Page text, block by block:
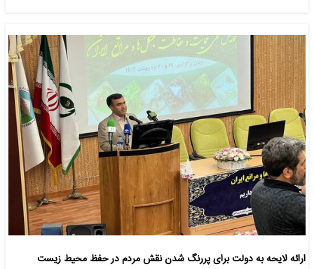
ارائه لایحه به دولت برای پررنگ شدن نقش مردم در حفظ محیط زیست